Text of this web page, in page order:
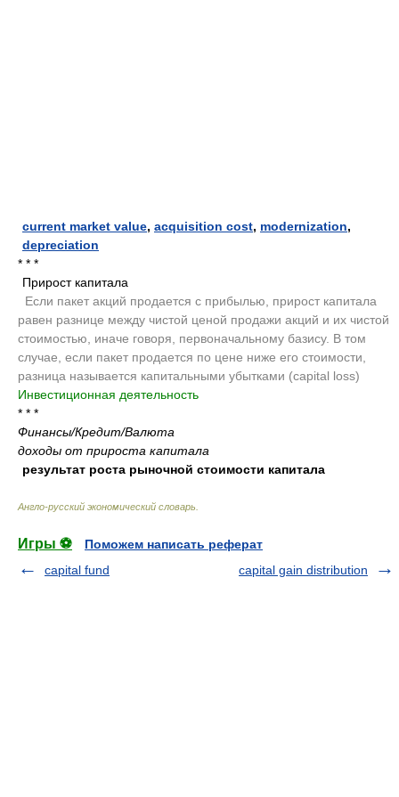
current market value, acquisition cost, modernization,
depreciation
* * *
Прирост капитала
Если пакет акций продается с прибылью, прирост капитала
равен разнице между чистой ценой продажи акций и их чистой
стоимостью, иначе говоря, первоначальному базису. В том
случае, если пакет продается по цене ниже его стоимости,
разница называется капитальными убытками (capital loss)
Инвестиционная деятельность
* * *
Финансы/Кредит/Валюта
доходы от прироста капитала
результат роста рыночной стоимости капитала
Англо-русский экономический словарь
Игры ⚽
Поможем написать реферат
capital fund
capital gain distribution